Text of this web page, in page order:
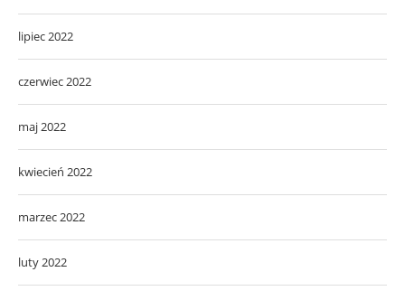
lipiec 2022
czerwiec 2022
maj 2022
kwiecień 2022
marzec 2022
luty 2022